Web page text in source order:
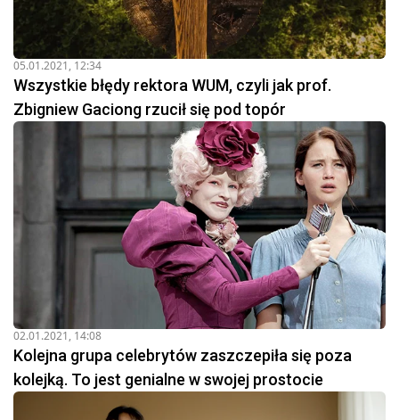
05.01.2021, 12:34
Wszystkie błędy rektora WUM, czyli jak prof.
Zbigniew Gaciong rzucił się pod topór
02.01.2021, 14:08
Kolejna grupa celebrytów zaszczepiła się poza
kolejką. To jest genialne w swojej prostocie